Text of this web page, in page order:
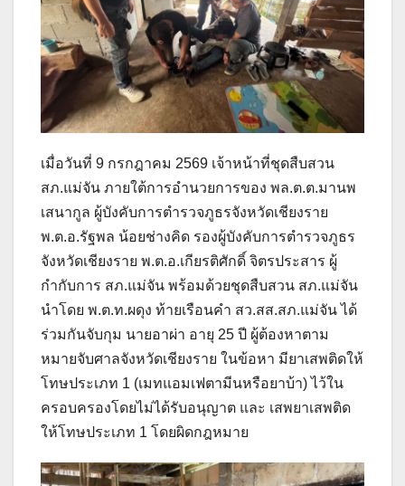
เมื่อวันที่ 9 กรกฎาคม 2569 เจ้าหน้าที่ชุดสืบสวน
สภ.แม่จัน ภายใต้การอำนวยการของ พล.ต.ต.มานพ
เสนากูล ผู้บังคับการตำรวจภูธรจังหวัดเชียงราย
พ.ต.อ.รัฐพล น้อยช่างคิด รองผู้บังคับการตำรวจภูธร
จังหวัดเชียงราย พ.ต.อ.เกียรติศักดิ์ จิตรประสาร ผู้
กำกับการ สภ.แม่จัน พร้อมด้วยชุดสืบสวน สภ.แม่จัน
นำโดย พ.ต.ท.ผดุง ท้ายเรือนคำ สว.สส.สภ.แม่จัน ได้
ร่วมกันจับกุม นายอาผ่า อายุ 25 ปี ผู้ต้องหาตาม
หมายจับศาลจังหวัดเชียงราย ในข้อหา มียาเสพติดให้
โทษประเภท 1 (เมทแอมเฟตามีนหรือยาบ้า) ไว้ใน
ครอบครองโดยไม่ได้รับอนุญาต และ เสพยาเสพติด
ให้โทษประเภท 1 โดยผิดกฎหมาย